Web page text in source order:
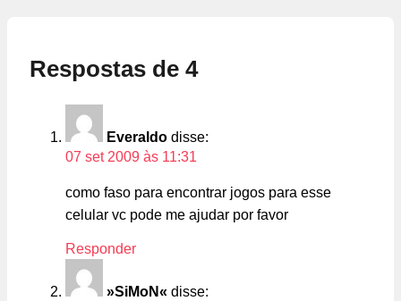
Respostas de 4
Everaldo disse:
07 set 2009 às 11:31
como faso para encontrar jogos para esse
celular vc pode me ajudar por favor
Responder
»SiMoN« disse: